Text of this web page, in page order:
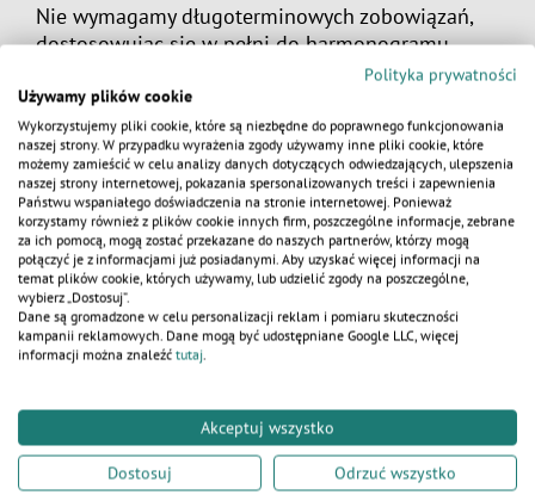
Nie wymagamy długoterminowych zobowiązań,
dostosowując się w pełni do harmonogramu
Twojego projektu. Ceny usług są konkurencyjne
i przejrzyste. Wynajem pojedynczej toalety
zaczyna się już od 219 zł brutto za dzień.
Zadzwoń do nas lub wypełnij formularz
kontaktowy, a my przygotujemy ofertę idealnie
skrojoną pod Twoje potrzeby.
ZAPYTAJ O PRODUKT
FAQ
Czy oferujecie różne rodzaje toalet?
KALKULATOR
Polityka prywatności
Używamy plików cookie
Wykorzystujemy pliki cookie, które są niezbędne do poprawnego funkcjonowania
naszej strony. W przypadku wyrażenia zgody używamy inne pliki cookie, które
możemy zamieścić w celu analizy danych dotyczących odwiedzających, ulepszenia
naszej strony internetowej, pokazania spersonalizowanych treści i zapewnienia
Państwu wspaniałego doświadczenia na stronie internetowej. Ponieważ
korzystamy również z plików cookie innych firm, poszczególne informacje, zebrane
za ich pomocą, mogą zostać przekazane do naszych partnerów, którzy mogą
połączyć je z informacjami już posiadanymi. Aby uzyskać więcej informacji na
temat plików cookie, których używamy, lub udzielić zgody na poszczególne,
wybierz „Dostosuj”.
Dane są gromadzone w celu personalizacji reklam i pomiaru skuteczności
kampanii reklamowych. Dane mogą być udostępniane Google LLC, więcej
informacji można znaleźć tutaj.
Akceptuj wszystko
Dostosuj Odrzuć wszystko